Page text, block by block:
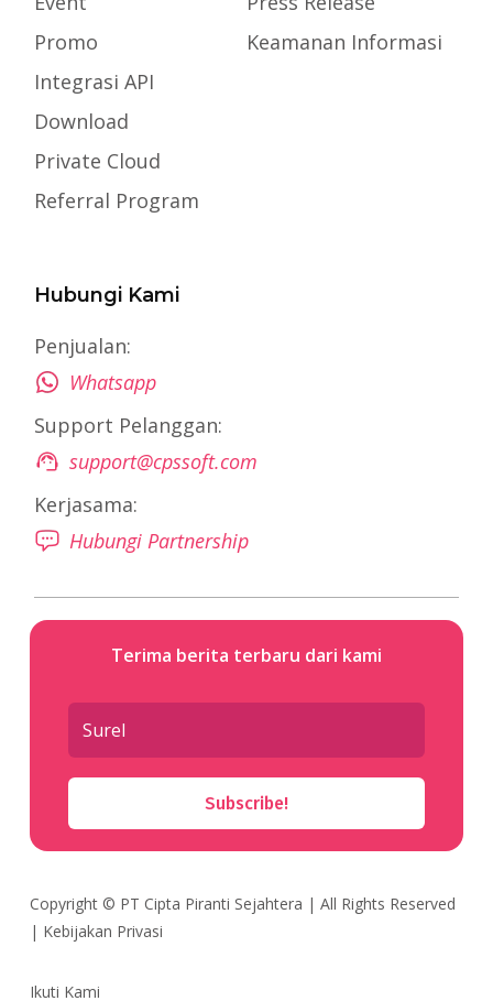
Promo
Integrasi API
Download
Private Cloud
Referral Program
Keamanan Informasi
Hubungi Kami
Penjualan:
Whatsapp
Support Pelanggan:
support@cpssoft.com
Kerjasama:
Hubungi Partnership
Terima berita terbaru dari kami
Subscribe!
Copyright © PT Cipta Piranti Sejahtera | All Rights Reserved
| Kebijakan Privasi
Ikuti Kami